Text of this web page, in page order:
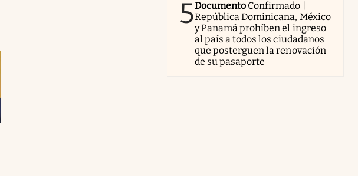
5Documento Confirmado |
República Dominicana, México
y Panamá prohíben el ingreso
al país a todos los ciudadanos
que posterguen la renovación
de su pasaporte